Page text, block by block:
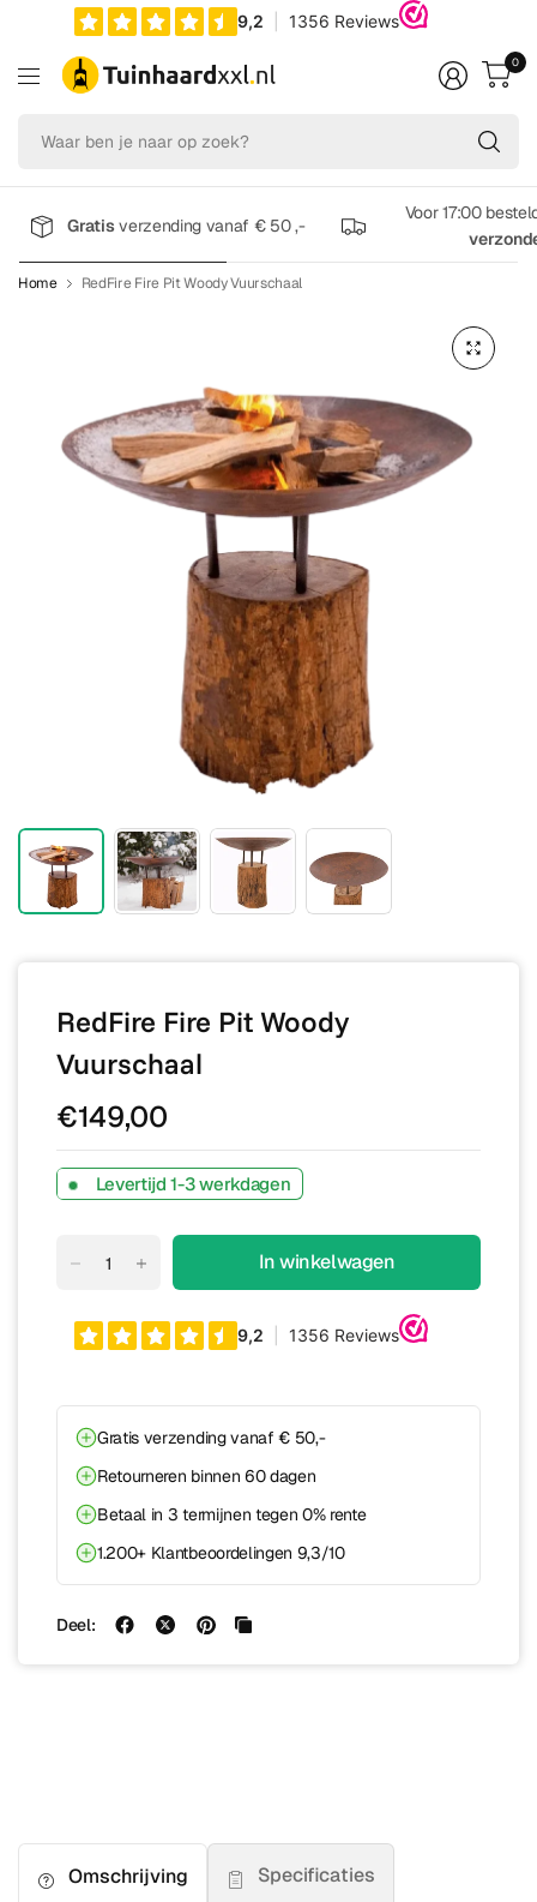
op
0
Gratisverzending vanaf € 50 ,-
Voor 17:00
Home RedFire Fire Pit Woody Vuurschaal
RedFire Fire Pit Woody
Vuurschaal
€149,00
Levertijd 1-3 werkdagen
In winkelwagen
Gratis verzending vanaf € 50,-
Retourneren binnen 60 dagen
Betaal in 3 termijnen tegen 0% rente
1.200+ Klantbeoordelingen 9,3/10
Deel:
Omschrijving Specificaties